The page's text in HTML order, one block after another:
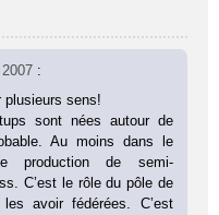
:
plusieurs sens!
sont nées autour de
Au moins dans le
production de semi-
C’est le rôle du pôle de
avoir fédérées. C’est